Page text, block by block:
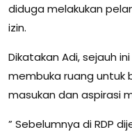
diduga melakukan
izin.
Dikatakan Adi, sejauh
membuka ruang untuk
masukan dan aspirasi
” Sebelumnya di RDP